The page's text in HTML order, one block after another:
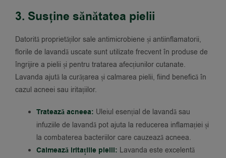
3. Susține sănătatea pielii
Datorită proprietăților sale antimicrobiene și antiinflamatorii,
florile de lavandă uscate sunt utilizate frecvent în produse de
îngrijire a pielii și pentru tratarea afecțiunilor cutanate.
Lavanda ajută la curățarea și calmarea pielii, fiind benefică în
cazul acneei sau iritațiilor.
Tratează acneea: Uleiul esențial de lavandă sau
infuziile de lavandă pot ajuta la reducerea inflamației și
la combaterea bacteriilor care cauzează acneea.
Calmează iritațiile pielii: Lavanda este excelentă